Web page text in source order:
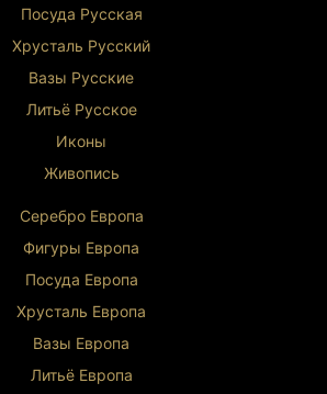
Посуда Русская
Хрусталь Русский
Вазы Русские
Литьё Русское
Иконы
Живопись
Серебро Европа
Фигуры Европа
Посуда Европа
Хрусталь Европа
Вазы Европа
Литьё Европа